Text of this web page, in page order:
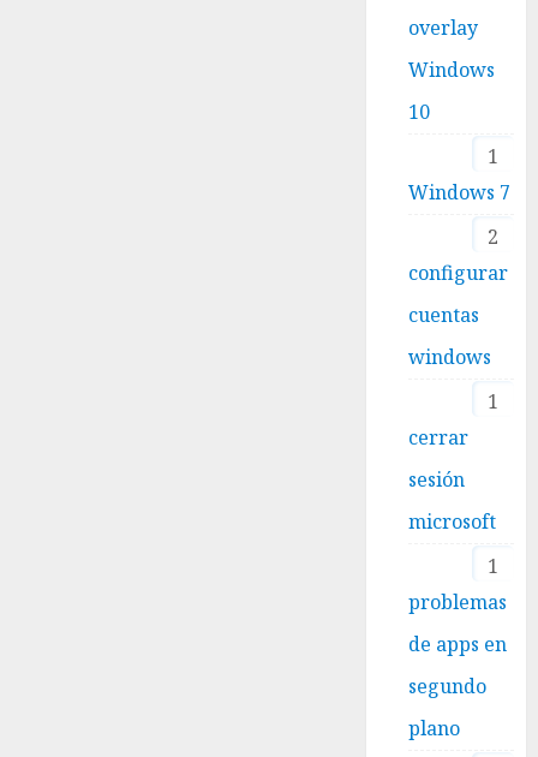
overlay
Windows
10
1
Windows 7
2
configurar
cuentas
windows
1
cerrar
sesión
microsoft
1
problemas
de apps en
segundo
plano